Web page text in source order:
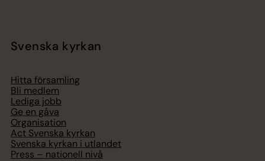
Svenska kyrkan
Hitta församling
Bli medlem
Lediga jobb
Ge en gåva
Organisation
Act Svenska kyrkan
Svenska kyrkan i utlandet
Press – nationell nivå